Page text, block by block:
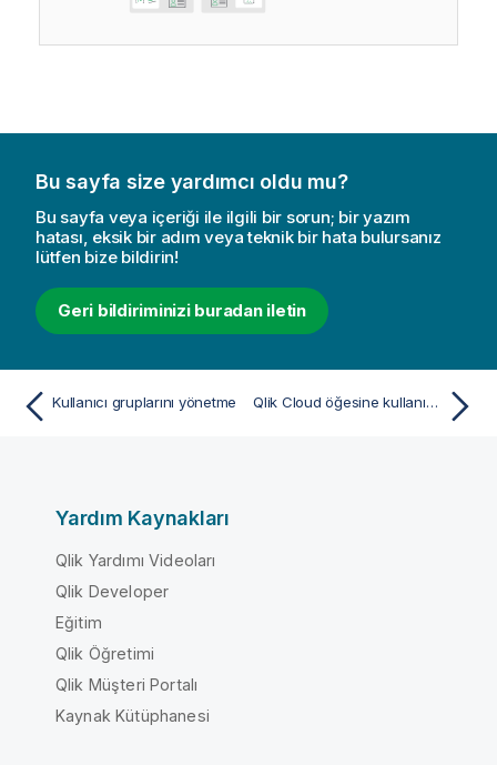
Bu sayfa size yardımcı oldu mu?
Bu sayfa veya içeriği ile ilgili bir sorun; bir yazım
hatası, eksik bir adım veya teknik bir hata bulursanız
lütfen bize bildirin!
Geri bildiriminizi buradan iletin
Kullanıcı gruplarını yönetme Qlik Cloud öğesine kullanıcı ekleme
Yardım Kaynakları
Qlik Yardımı Videoları
Qlik Developer
Eğitim
Qlik Öğretimi
Qlik Müşteri Portalı
Kaynak Kütüphanesi